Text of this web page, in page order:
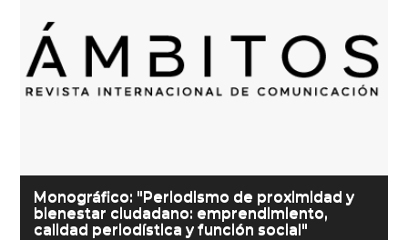
Monográfico: "Periodismo de proximidad y
bienestar ciudadano: emprendimiento,
calidad periodística y función social"